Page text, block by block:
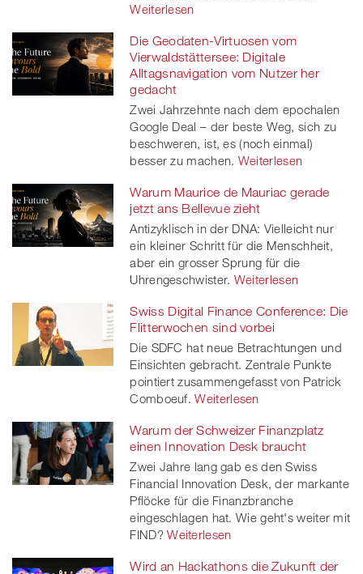
Weiterlesen
Die Geodaten-Virtuosen vom
Vierwaldstättersee: Digitale
Alltagsnavigation vom Nutzer her
gedacht
Zwei Jahrzehnte nach dem epochalen
Google Deal – der beste Weg, sich zu
beschweren, ist, es (noch einmal)
besser zu machen. Weiterlesen
Warum Maurice de Mauriac gerade
jetzt ans Bellevue zieht
Antizyklisch in der DNA: Vielleicht nur
ein kleiner Schritt für die Menschheit,
aber ein grosser Sprung für die
Uhrengeschwister. Weiterlesen
Swiss Digital Finance Conference: Die
Flitterwochen sind vorbei
Die SDFC hat neue Betrachtungen und
Einsichten gebracht. Zentrale Punkte
pointiert zusammengefasst von Patrick
Comboeuf. Weiterlesen
Warum der Schweizer Finanzplatz
einen Innovation Desk braucht
Zwei Jahre lang gab es den Swiss
Financial Innovation Desk, der markante
Pflöcke für die Finanzbranche
eingeschlagen hat. Wie geht's weiter mit
FIND? Weiterlesen
Wird an Hackathons die Zukunft der